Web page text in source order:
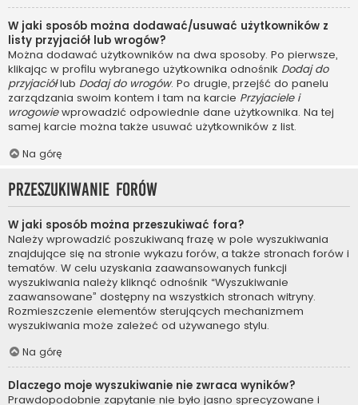
W jaki sposób można dodawać/usuwać użytkowników z
listy przyjaciół lub wrogów?
Można dodawać użytkowników na dwa sposoby. Po pierwsze,
klikając w profilu wybranego użytkownika odnośnik Dodaj do
przyjaciółlub Dodaj do wrogów. Po drugie, przejść do panelu
zarządzania swoim kontem i tam na karcie Przyjaciele i
wrogowiewprowadzić odpowiednie dane użytkownika. Na tej
samej karcie można także usuwać użytkowników z list.
Na górę
Przeszukiwanie forów
W jaki sposób można przeszukiwać fora?
Należy wprowadzić poszukiwaną frazę w pole wyszukiwania
znajdujące się na stronie wykazu forów, a także stronach forów i
tematów. W celu uzyskania zaawansowanych funkcji
wyszukiwania należy kliknąć odnośnik “Wyszukiwanie
zaawansowane” dostępny na wszystkich stronach witryny.
Rozmieszczenie elementów sterujących mechanizmem
wyszukiwania może zależeć od używanego stylu.
Na górę
Dlaczego moje wyszukiwanie nie zwraca wyników?
Prawdopodobnie zapytanie nie było jasno sprecyzowane i